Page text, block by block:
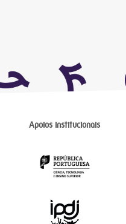
Apoios institucionais